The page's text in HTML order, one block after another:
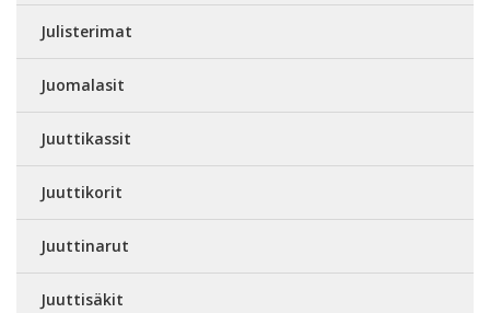
Julisterimat
Juomalasit
Juuttikassit
Juuttikorit
Juuttinarut
Juuttisäkit